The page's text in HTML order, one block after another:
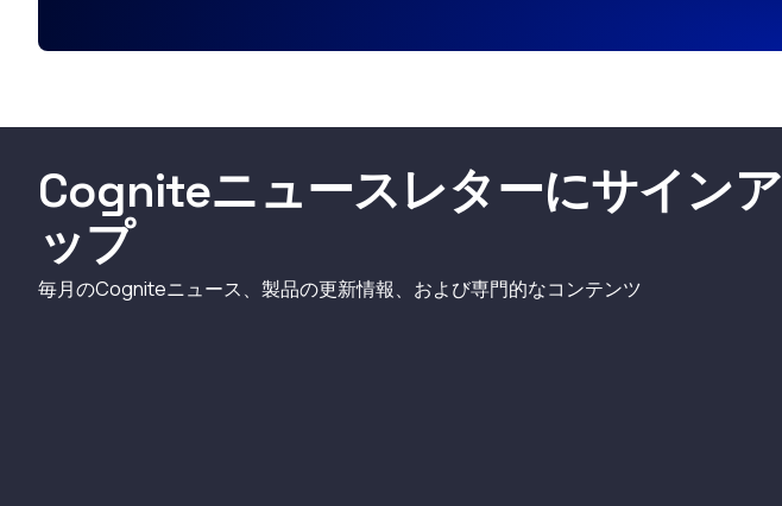
Cogniteニュースレターにサインア
ップ
毎月のCogniteニュース、製品の更新情報、および専門的なコンテンツ